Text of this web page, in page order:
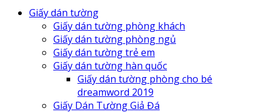
Giấy dán tường
Giấy dán tường phòng khách
Giấy dán tường phòng ngủ
Giấy dán tường trẻ em
Giấy dán tường hàn quốc
Giấy dán tường phòng cho bé
dreamword 2019
Giấy Dán Tường Giả Đá